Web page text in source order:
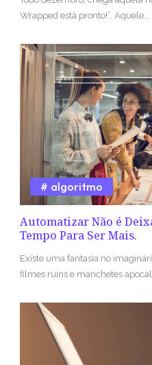
Wrapped está pronto!”. Aquele...
Automatizar Não é
Tempo Para Ser Mais.
algoritmo
Existe uma fantasia no
filmes ruins e manchetes